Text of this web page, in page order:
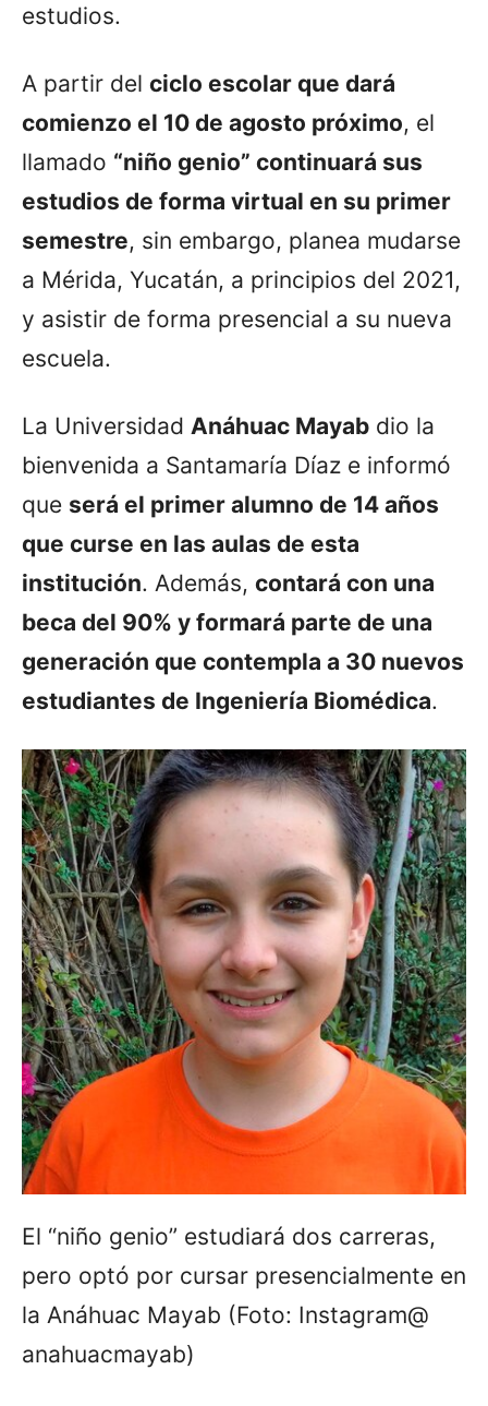
estudios.
A partir del ciclo escolar que dará
comienzo el 10 de agosto próximo, el
llamado “niño genio” continuará sus
estudios de forma virtual en su primer
semestre, sin embargo, planea mudarse
a Mérida, Yucatán, a principios del 2021,
y asistir de forma presencial a su nueva
escuela.
La Universidad Anáhuac Mayab dio la
bienvenida a Santamaría Díaz e informó
que será el primer alumno de 14 años
que curse en las aulas de esta
institución. Además, contará con una
beca del 90% y formará parte de una
generación que contempla a 30 nuevos
estudiantes de Ingeniería Biomédica.
El “niño genio” estudiará dos carreras,
pero optó por cursar presencialmente en
la Anáhuac Mayab (Foto: Instagram@
anahuacmayab)